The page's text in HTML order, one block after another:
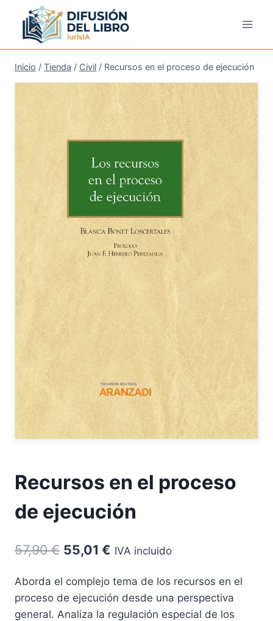
contenido
Inicio / Tienda / Civil / Recursos en el proceso de ejecución
Recursos en el proceso
de ejecución
57,90€ El
original
era:
55,01 € El
actual
es:
IVA incluido
Aborda el complejo tema de los recursos en el
proceso de ejecución desde una perspectiva
general. Analiza la regulación especial de los